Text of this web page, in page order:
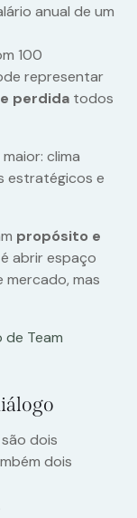
anual de um
100
representar
perdida todos
clima
estratégicos e
propósito e
abrir espaço
mas
Team
são dois
dois